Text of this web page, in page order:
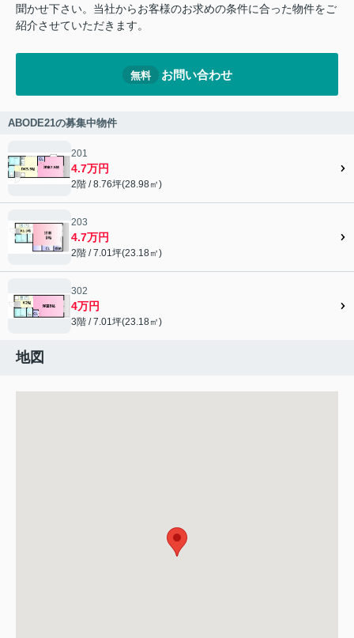
聞かせ下さい。当社からお客様のお求めの条件に合った物件をご
紹介させていただきます。
無料 お問い合わせ
ABODE21の募集中物件
201
4.7万円
2階 / 8.76坪(28.98㎡)
203
4.7万円
2階 / 7.01坪(23.18㎡)
302
4万円
3階 / 7.01坪(23.18㎡)
地図